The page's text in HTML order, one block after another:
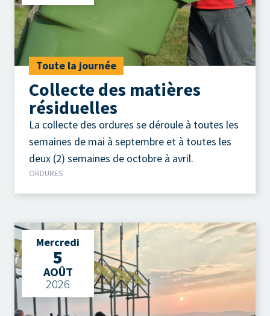
Toute la journée
Collecte des matières
résiduelles
La collecte des ordures se déroule à toutes les
semaines de mai à septembre et à toutes les
deux (2) semaines de octobre à avril.
ORDURES
Mercredi
5
AOÛT
2026